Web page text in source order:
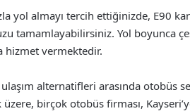
yol almayı tercih ettiğinizde, E90
tamamlayabilirsiniz. Yol boyunca
hizmet vermektedir.
alternatifleri arasında otobüs
birçok otobüs firması,